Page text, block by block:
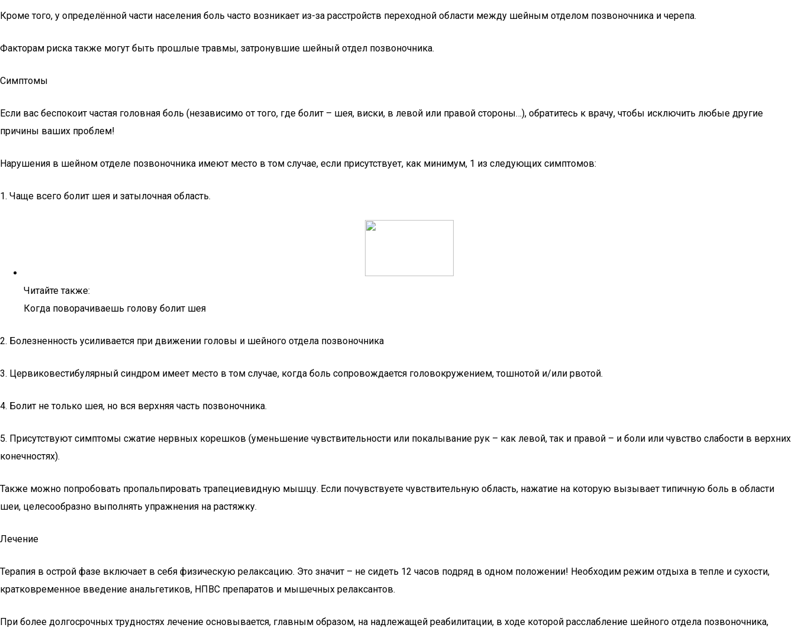
Кроме того, у определённой части населения боль часто возникает из-за расстройств переходной области между шейным отделом позвоночника и черепа.
Факторам риска также могут быть прошлые травмы, затронувшие шейный отдел позвоночника.
Симптомы
Если вас беспокоит частая головная боль (независимо от того, где болит – шея, виски, в левой или правой стороны…), обратитесь к врачу, чтобы исключить любые другие
причины ваших проблем!
Нарушения в шейном отделе позвоночника имеют место в том случае, если присутствует, как минимум, 1 из следующих симптомов:
1. Чаще всего болит шея и затылочная область.
Читайте также:
Когда поворачиваешь голову болит шея
2. Болезненность усиливается при движении головы и шейного отдела позвоночника
3. Цервиковестибулярный синдром имеет место в том случае, когда боль сопровождается головокружением, тошнотой и/или рвотой.
4. Болит не только шея, но вся верхняя часть позвоночника.
5. Присутствуют симптомы сжатие нервных корешков (уменьшение чувствительности или покалывание рук – как левой, так и правой – и боли или чувство слабости в верхних
конечностях).
Также можно попробовать пропальпировать трапециевидную мышцу. Если почувствуете чувствительную область, нажатие на которую вызывает типичную боль в области
шеи, целесообразно выполнять упражнения на растяжку.
Лечение
Терапия в острой фазе включает в себя физическую релаксацию. Это значит – не сидеть 12 часов подряд в одном положении! Необходим режим отдыха в тепле и сухости,
кратковременное введение анальгетиков, НПВС препаратов и мышечных релаксантов.
При более долгосрочных трудностях лечение основывается, главным образом, на надлежащей реабилитации, в ходе которой расслабление шейного отдела позвоночника,